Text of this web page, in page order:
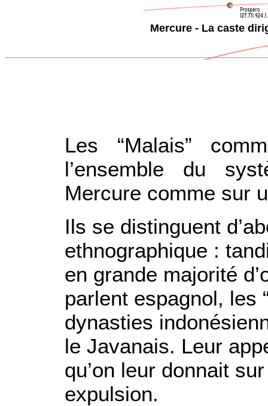
Mercure - La caste
Les “Malais”
l’ensemble du
Mercure comme sur
Ils se distinguent
ethnographique :
en grande majorité
parlent espagnol, les
dynasties
le Javanais. Leur
qu’on leur donnait
expulsion.